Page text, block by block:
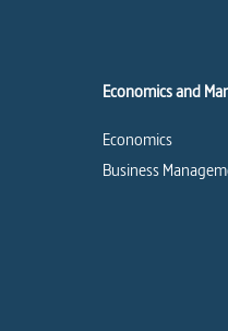
Economics and
Economics
Business